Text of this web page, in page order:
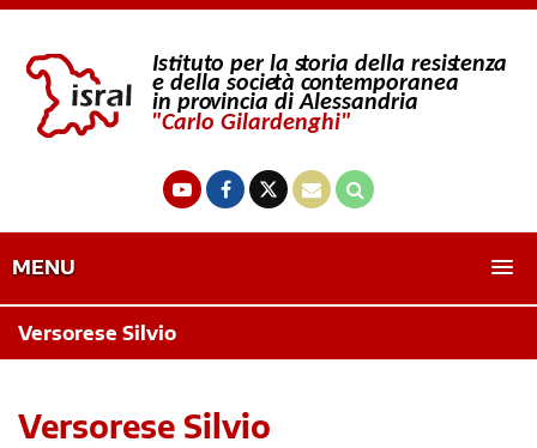
MENU
Versorese Silvio
Versorese Silvio